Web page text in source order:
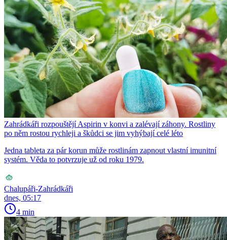
Zahrádkáři rozpouštějí Aspirin v konvi a zalévají záhony. Rostliny
po něm rostou rychleji a škůdci se jim vyhýbají celé léto
Jedna tableta za pár korun může rostlinám zapnout vlastní imunitní
systém. Věda to potvrzuje už od roku 1979.
Chalupáři-Zahrádkáři
dnes, 05:17
4 min